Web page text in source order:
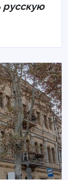
русскую